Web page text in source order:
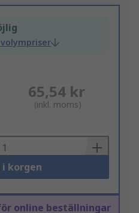
65,54 kr
(inkl. moms)
i korgen
online beställningar